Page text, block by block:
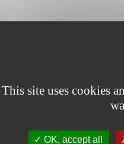
This site uses cookies
OK, accept all